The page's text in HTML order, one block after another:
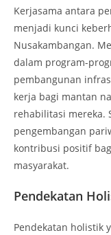
Kerjasama antara
menjadi kunci
Nusakambangan.
dalam program-
pembangunan
kerja bagi mantan
rehabilitasi mereka.
pengembangan
kontribusi positif
masyarakat.
Pendekatan
Pendekatan holistik